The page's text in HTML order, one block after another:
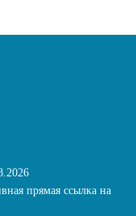
прямая ссылка на